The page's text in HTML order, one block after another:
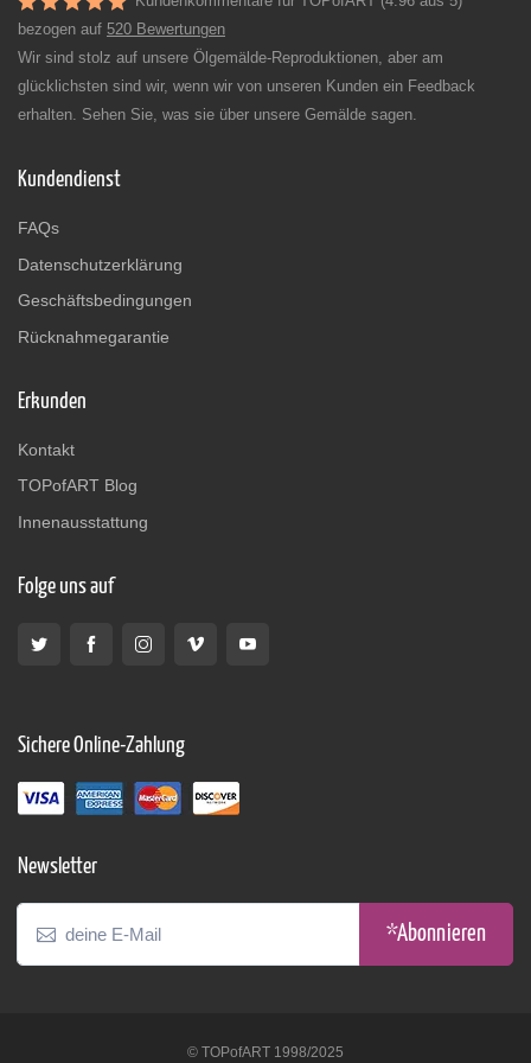
bezogen auf 520 Bewertungen
Wir sind stolz auf unsere Ölgemälde-Reproduktionen, aber am
glücklichsten sind wir, wenn wir von unseren Kunden ein Feedback
erhalten. Sehen Sie, was sie über unsere Gemälde sagen.
Kundendienst
FAQs
Datenschutzerklärung
Geschäftsbedingungen
Rücknahmegarantie
Erkunden
Kontakt
TOPofART Blog
Innenausstattung
Folge uns auf
Sichere Online-Zahlung
Newsletter
*Abonnieren
© TOPofART 1998/2025